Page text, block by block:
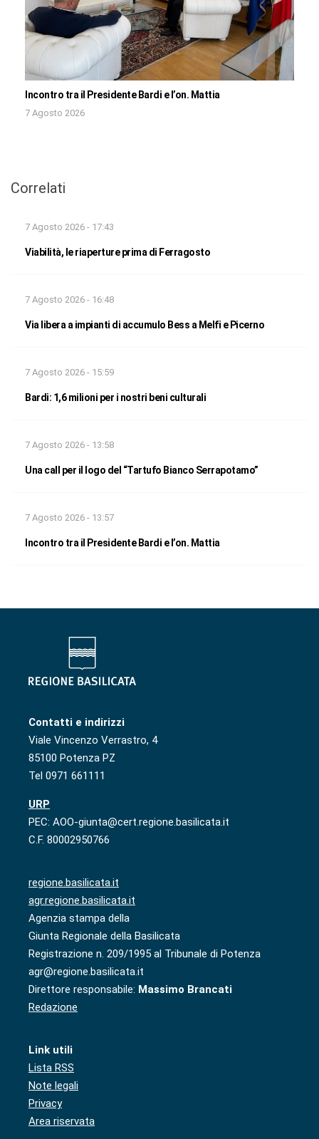
Incontro tra il Presidente Bardi e l’on. Mattia
7 Agosto 2026
Correlati
7 Agosto 2026 - 17:43
Viabilità, le riaperture prima di Ferragosto
7 Agosto 2026 - 16:48
Via libera a impianti di accumulo Bess a Melfi e Picerno
7 Agosto 2026 - 15:59
Bardi: 1,6 milioni per i nostri beni culturali
7 Agosto 2026 - 13:58
Una call per il logo del “Tartufo Bianco Serrapotamo”
7 Agosto 2026 - 13:57
Incontro tra il Presidente Bardi e l’on. Mattia
Contatti e indirizzi
Viale Vincenzo Verrastro, 4
85100 Potenza PZ
Tel 0971 661111
URP
PEC: AOO-giunta@cert.regione.basilicata.it
C.F. 80002950766
regione.basilicata.it
agr.regione.basilicata.it
Agenzia stampa della
Giunta Regionale della Basilicata
Registrazione n. 209/1995 al Tribunale di Potenza
agr@regione.basilicata.it
Direttore responsabile: Massimo Brancati
Redazione
Link utili
Lista RSS
Note legali
Privacy
Area riservata